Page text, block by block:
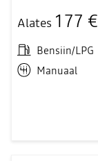
Alates 177 €
Bensiin/LPG
Manuaal